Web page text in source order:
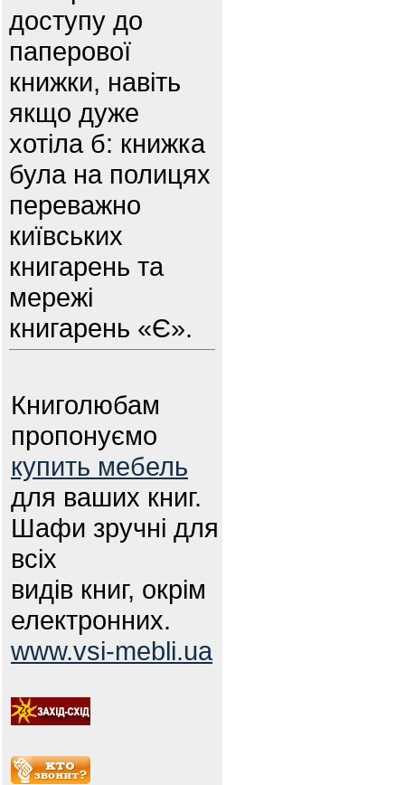
доступу до
паперової
книжки, навіть
якщо дуже
хотіла б: книжка
була на полицях
переважно
київських
книгарень та
мережі
книгарень «Є».
Книголюбам
пропонуємо
купить мебель
для ваших книг.
Шафи зручні для
всіх
видів книг, окрім
електронних.
www.vsi-mebli.ua